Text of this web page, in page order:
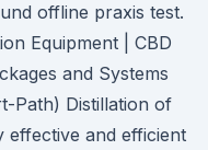
offline praxis test.
Equipment | CBD
and Systems
Path) Distillation of
effective and efficient